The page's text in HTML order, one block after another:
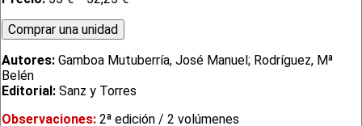
Autores: Gamboa Mutuberría, José Manuel; Rodríguez, Mª
Belén
Editorial: Sanz y Torres
Observaciones: 2ª edición / 2 volúmenes